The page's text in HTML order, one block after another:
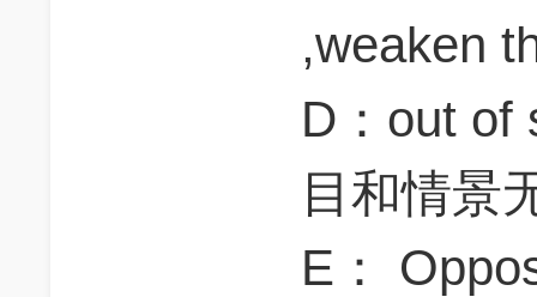
,weaken
D：out of
目和情景
E：